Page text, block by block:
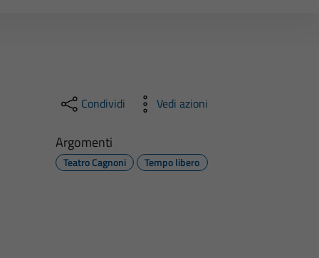
Condividi Vedi azioni
Argomenti
Teatro Cagnoni Tempo libero